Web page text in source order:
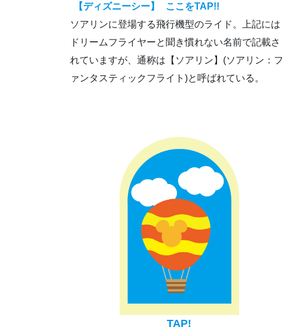
【ディズニーシー】
ここをTAP!!
ソアリンに登場する飛行機型のライド。上記には
ドリームフライヤーと聞き慣れない名前で記載さ
れていますが、通称は【ソアリン】(ソアリン：フ
ァンタスティックフライト)と呼ばれている。
TAP!